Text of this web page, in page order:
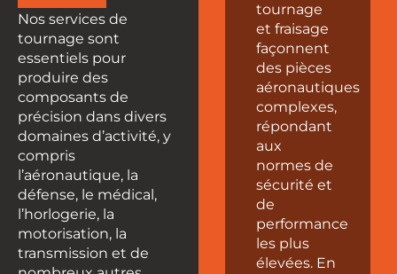
Nos services de
tournage sont
essentiels pour
produire des
composants de
précision dans divers
domaines d’activité, y
compris
l’aéronautique, la
défense, le médical,
l’horlogerie, la
motorisation, la
transmission et de
tournage
et fraisage
façonnent
des pièces
aéronautiques
complexes,
répondant
aux
normes de
sécurité et
de
performance
les plus
élevées. En